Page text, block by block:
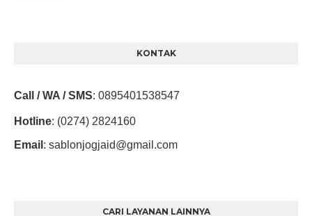
KONTAK
Call / WA / SMS: 0895401538547
Hotline: (0274) 2824160
Email : sablonjogjaid@gmail.com
CARI LAYANAN LAINNYA